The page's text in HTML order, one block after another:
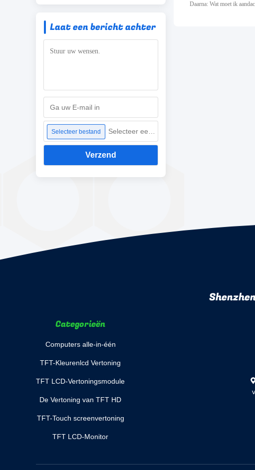
Laat een bericht achter
Selecteer bestand
Verzend
Daarna: Wat moet ik
Categorieën
Computers alle-in-één
TFT-Kleurenlcd Vertoning
TFT LCD-Vertoningsmodule
De Vertoning van TFT HD
TFT-Touch screenvertoning
TFT LCD-Monitor